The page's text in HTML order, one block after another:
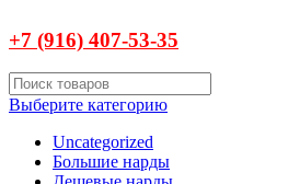
+7 (916) 407-53-35
Выберите категорию
Uncategorized
Большие нарды